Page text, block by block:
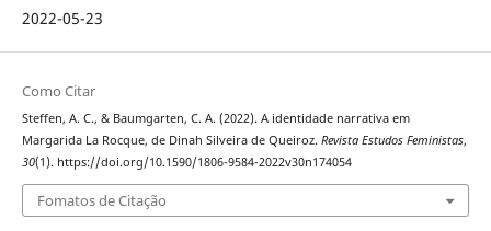
2022-05-23
Como Citar
Steffen, A. C., & Baumgarten, C. A. (2022). A identidade narrativa em
Margarida La Rocque, de Dinah Silveira de Queiroz. Revista Estudos Feministas,
30(1). https://doi.org/10.1590/1806-9584-2022v30n174054
Fomatos de Citação